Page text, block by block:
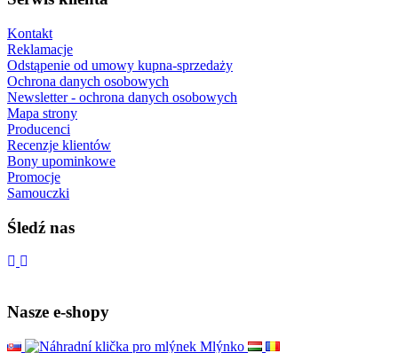
Kontakt
Reklamacje
Odstąpenie od umowy kupna-sprzedaży
Ochrona danych osobowych
Newsletter - ochrona danych osobowych
Mapa strony
Producenci
Recenzje klientów
Bony upominkowe
Promocje
Samouczki
Śledź nas
Nasze e-shopy